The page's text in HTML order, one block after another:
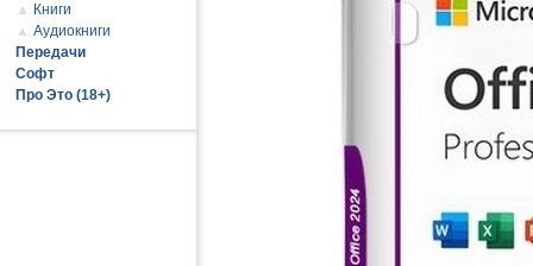
▲ Книги
▲ Аудиокниги
Передачи
Софт
Про Это (18+)